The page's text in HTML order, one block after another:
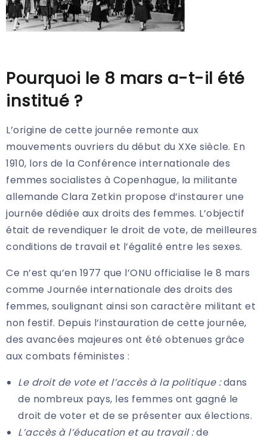
Pourquoi le 8 mars a-t-il été
institué ?
L’origine de cette journée remonte aux
mouvements ouvriers du début du XXe siècle. En
1910, lors de la Conférence internationale des
femmes socialistes à Copenhague, la militante
allemande Clara Zetkin propose d’instaurer une
journée dédiée aux droits des femmes. L’objectif
était de revendiquer le droit de vote, de meilleures
conditions de travail et l’égalité entre les sexes.
Ce n’est qu’en 1977 que l’ONU officialise le 8 mars
comme Journée internationale des droits des
femmes, soulignant ainsi son caractère militant et
non festif. Depuis l’instauration de cette journée,
des avancées majeures ont été obtenues grâce
aux combats féministes :
Le droit de vote et l’accès à la politique :dans
de nombreux pays, les femmes ont gagné le
droit de voter et de se présenter aux élections.
L’accès à l’éducation et au travail :de